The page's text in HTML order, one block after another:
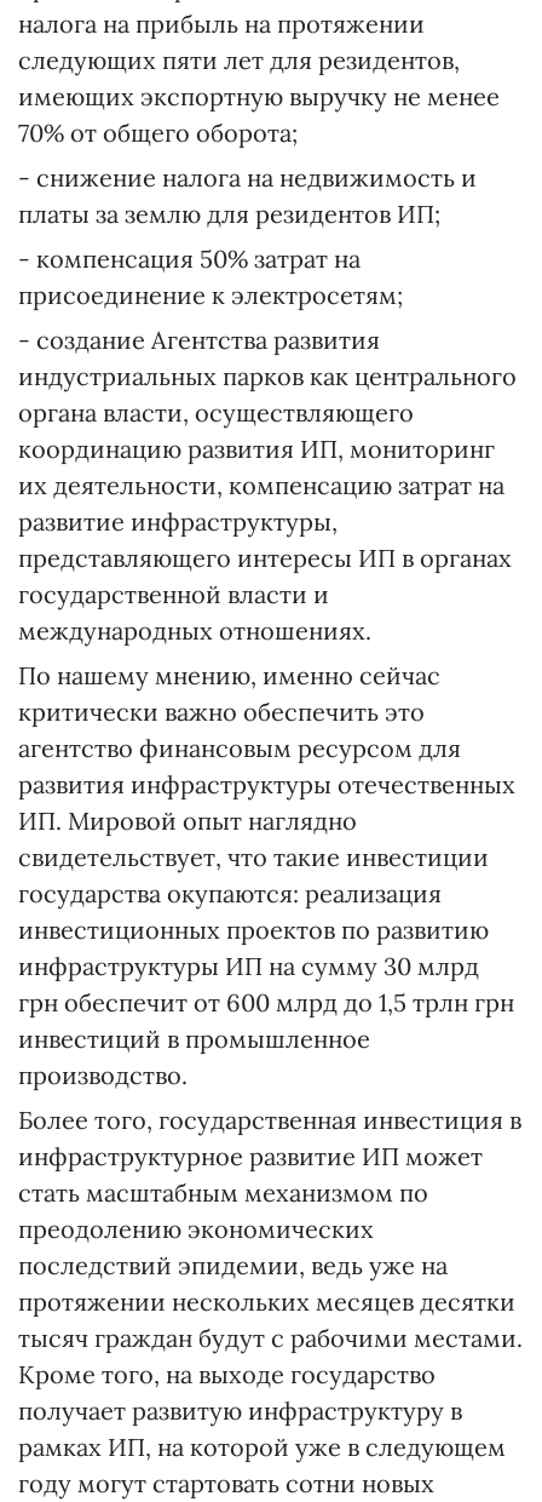
налога на прибыль на протяжении
следующих пяти лет для резидентов,
имеющих экспортную выручку не менее
70% от общего оборота;
- снижение налога на недвижимость и
платы за землю для резидентов ИП;
- компенсация 50% затрат на
присоединение к электросетям;
- создание Агентства развития
индустриальных парков как центрального
органа власти, осуществляющего
координацию развития ИП, мониторинг
их деятельности, компенсацию затрат на
развитие инфраструктуры,
представляющего интересы ИП в органах
государственной власти и
международных отношениях.
По нашему мнению, именно сейчас
критически важно обеспечить это
агентство финансовым ресурсом для
развития инфраструктуры отечественных
ИП. Мировой опыт наглядно
свидетельствует, что такие инвестиции
государства окупаются: реализация
инвестиционных проектов по развитию
инфраструктуры ИП на сумму 30 млрд
грн обеспечит от 600 млрд до 1,5 трлн грн
инвестиций в промышленное
производство.
Более того, государственная инвестиция в
инфраструктурное развитие ИП может
стать масштабным механизмом по
преодолению экономических
последствий эпидемии, ведь уже на
протяжении нескольких месяцев десятки
тысяч граждан будут с рабочими местами.
Кроме того, на выходе государство
получает развитую инфраструктуру в
рамках ИП, на которой уже в следующем
году могут стартовать сотни новых